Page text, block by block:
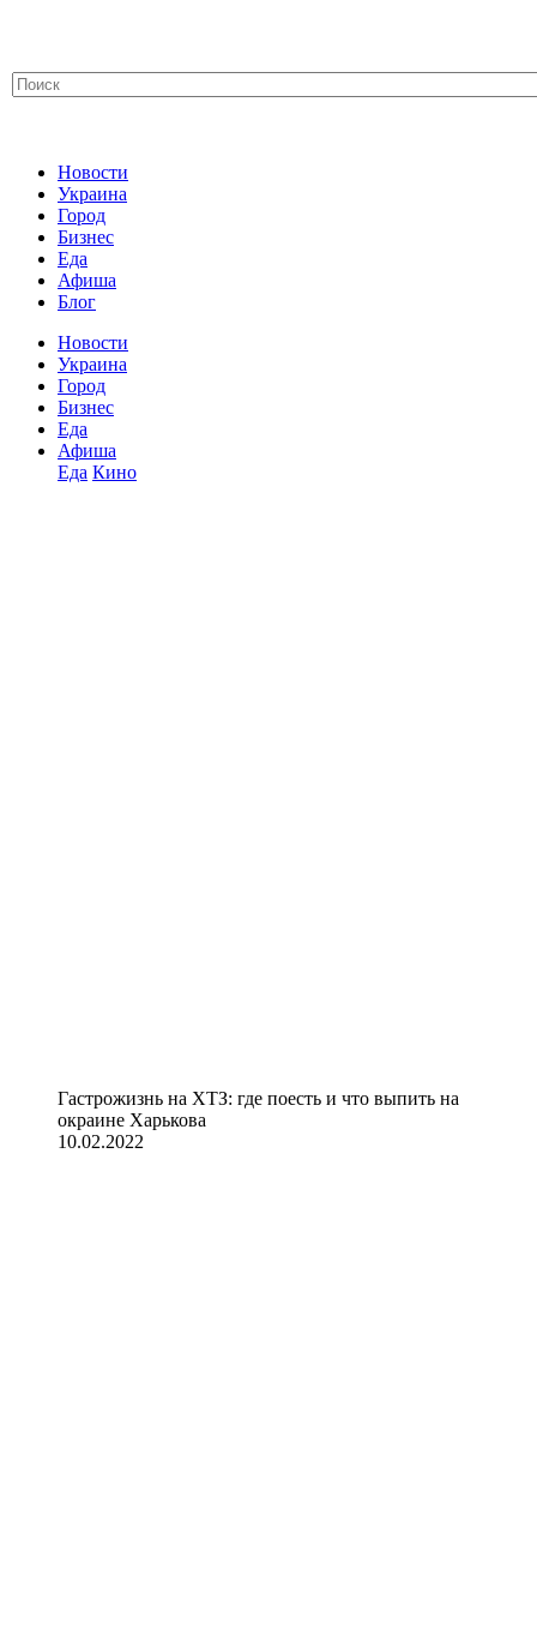
Новости
Украина
Город
Бизнес
Еда
Афиша
Блог
Новости
Украина
Город
Бизнес
Еда
Афиша
Еда Кино
Гастрожизнь на ХТЗ: где поесть и что выпить на
окраине Харькова
10.02.2022